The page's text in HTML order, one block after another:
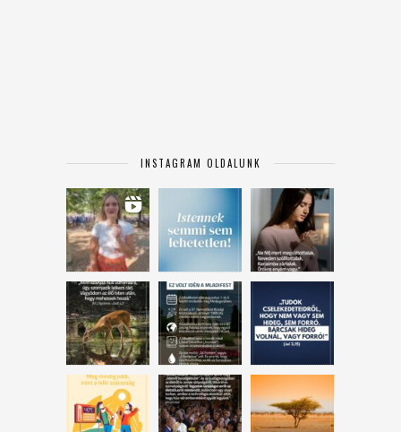
INSTAGRAM OLDALUNK